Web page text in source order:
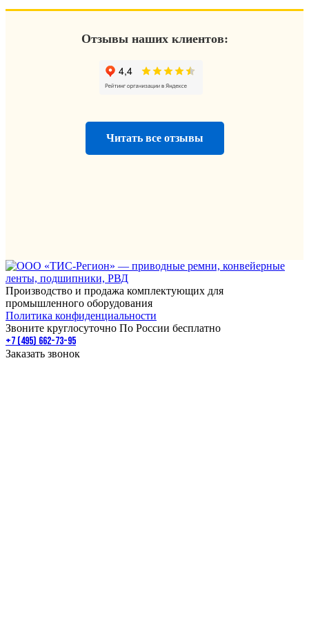
Отзывы наших клиентов:
Читать все отзывы
Производство и продажа комплектующих для
промышленного оборудования
Политика конфиденциальности
Звоните круглосуточно По России бесплатно
+7 (495) 662-73-95
Заказать звонок